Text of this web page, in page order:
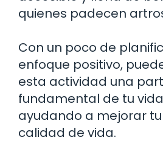
quienes padecen
Con un poco de
enfoque positivo,
esta actividad una
fundamental de tu
ayudando a mejorar
calidad de vida.